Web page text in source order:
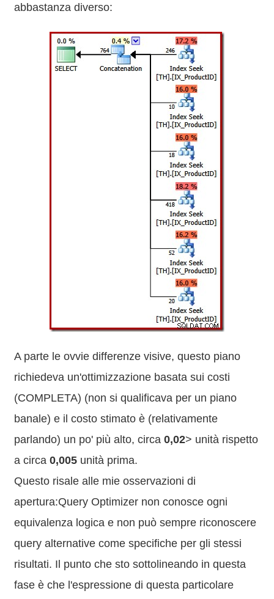
abbastanza diverso:
A parte le ovvie differenze visive, questo piano
richiedeva un'ottimizzazione basata sui costi
(COMPLETA) (non si qualificava per un piano
banale) e il costo stimato è (relativamente
parlando) un po' più alto, circa 0,02> unità rispetto
a circa 0,005unità prima.
Questo risale alle mie osservazioni di
apertura:Query Optimizer non conosce ogni
equivalenza logica e non può sempre riconoscere
query alternative come specifiche per gli stessi
risultati. Il punto che sto sottolineando in questa
fase è che l'espressione di questa particolare